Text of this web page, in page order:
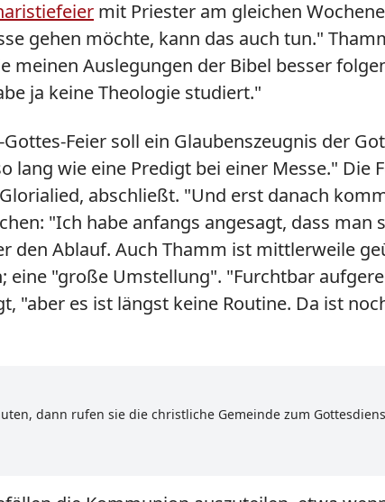
mit Priester am gleichen
gehen möchte, kann das auch tun."
meinen Auslegungen der Bibel besser
ja keine Theologie studiert."
Feier soll ein Glaubenszeugnis der
lang wie eine Predigt bei einer Messe."
abschließt. "Und erst danach
"Ich habe anfangs angesagt, dass man
den Ablauf. Auch Thamm ist mittlerweile
eine "große Umstellung". "Furchtbar
"aber es ist längst keine Routine. Da ist
dann rufen sie die christliche Gemeinde zum